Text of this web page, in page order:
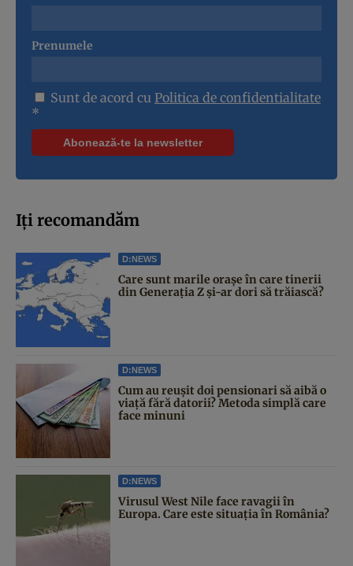
Prenumele
Sunt de acord cu Politica de confidentialitate
*
Iți recomandăm
D:NEWS
Care sunt marile orașe în care tinerii
din Generația Z și-ar dori să trăiască?
D:NEWS
Cum au reușit doi pensionari să aibă o
viață fără datorii? Metoda simplă care
face minuni
D:NEWS
Virusul West Nile face ravagii în
Europa. Care este situația în România?